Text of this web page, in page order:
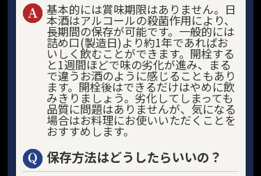
基本的には賞味期限はありません。日
本酒はアルコールの殺菌作用により、
長期間の保存が可能です。一般的には
詰め口(製造日)より約1年であればお
いしく飲むことができます。開栓する
と1週間ほどで味の劣化が進み、まる
で違うお酒のように感じることもあり
ます。開栓後はできるだけはやめに飲
みきりましょう。劣化してしまっても
品質に問題はありませんが、気になる
場合はお料理にお使いいただくことを
おすすめします。
保存方法はどうしたらいいの？